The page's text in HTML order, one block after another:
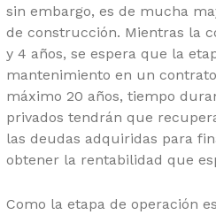
sin embargo, es de mucha
de construcción. Mientras la
y 4 años, se espera que la
mantenimiento en un
máximo 20 años, tiempo
privados tendrán que
las deudas adquiridas para
obtener la rentabilidad que
Como la etapa de operación